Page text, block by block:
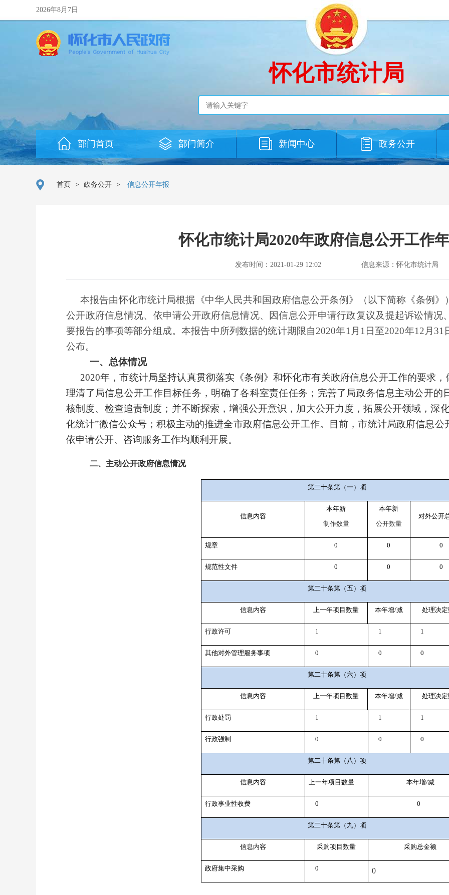
2026年8月7日
怀化市统计局
部门首页 部门简介 新闻中心 政务公开
首页 > 政务公开 > 信息公开年报
怀化市统计局2020年政府信息公开工作
发布时间：2021-01-29 12:02 信息来源：怀化市统计局
本报告由怀化市统计局根据《中华人民共和国政府信息公开条例》（以下简称《条例
公开政府信息情况、依申请公开政府信息情况、因信息公开申请行政复议及提起诉讼情况
要报告的事项等部分组成。本报告中所列数据的统计期限自2020年1月1日至2020年12月
公布。
一、总体情况
2020年，市统计局坚持认真贯彻落实《条例》和怀化市有关政府信息公开工作的要求
理清了局信息公开工作目标任务，明确了各科室责任任务；完善了局政务信息主动公开的
核制度、检查追责制度；并不断探索，增强公开意识，加大公开力度，拓展公开领域，深
化统计”微信公众号；积极主动的推进全市政府信息公开工作。目前，市统计局政府信息
依申请公开、咨询服务工作均顺利开展。
二、主动公开政府信息情况
第二十条第（一）项
信息内容
本年新
制作数量
本年新
公开数量
对外公开
规章 0 0 0
规范性文件 0 0 0
第二十条第（五）项
信息内容 上一年项目数量 本年增/减 处理决
行政许可 1 1 1
其他对外管理服务事项 0 0 0
第二十条第（六）项
信息内容 上一年项目数量 本年增/减 处理决
行政处罚 1 1 1
行政强制 0 0 0
第二十条第（八）项
信息内容 上一年项目数量 本年增/减
行政事业性收费 0 0
第二十条第（九）项
信息内容 采购项目数量 采购总金额
政府集中采购 0 0